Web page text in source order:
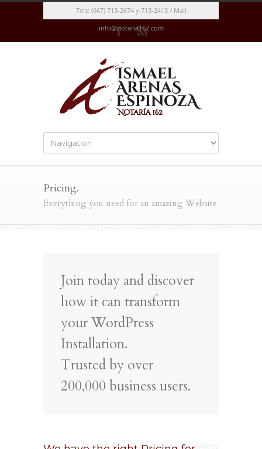
Tels: (667) 713-2674 y 713-2413 / Mail
info@notaria162.com
Pricing.
Everything you need for an amazing Website
Join today and discover
how it can transform
your WordPress
Installation.
Trusted by over
200,000 business users.